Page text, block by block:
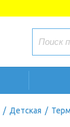
/ Детская /